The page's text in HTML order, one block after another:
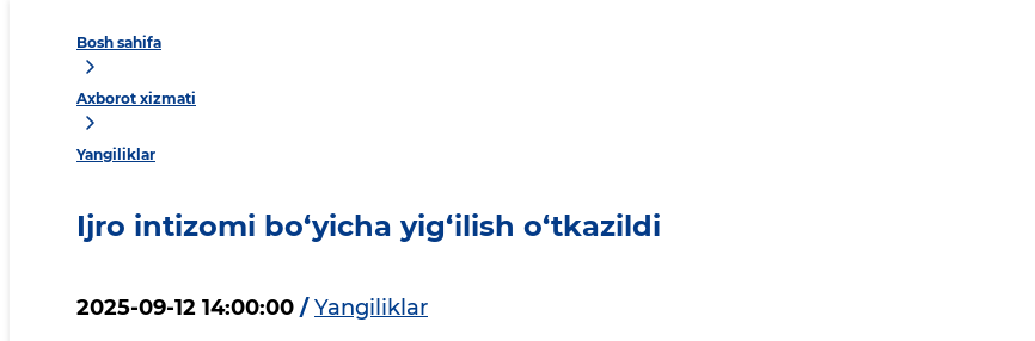
Bosh sahifa
Axborot xizmati
Yangiliklar
Ijro intizomi bo‘yicha yig‘ilish o‘tkazildi
2025-09-12 14:00:00 / Yangiliklar